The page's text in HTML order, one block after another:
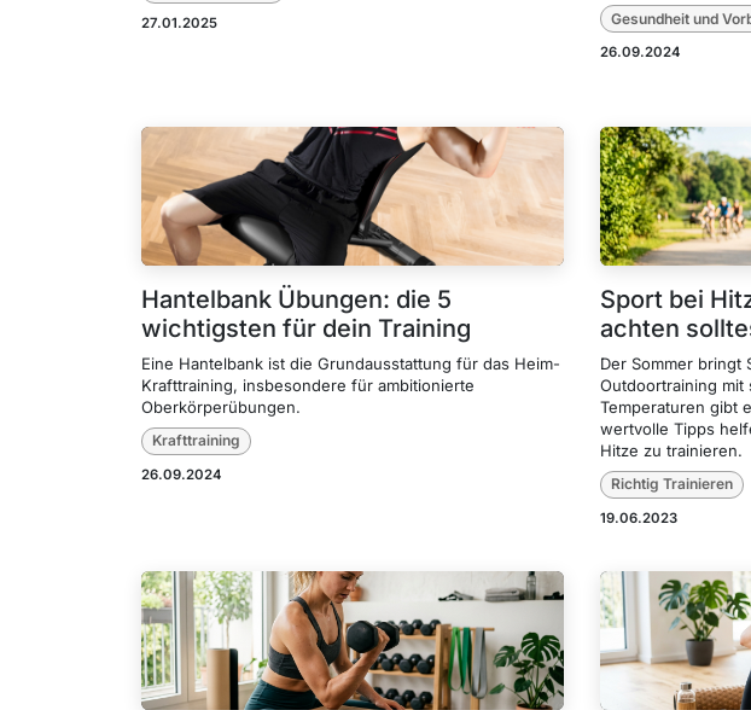
27.01.2025 Gesundheit und
26.09.2024
Hantelbank Übungen: die 5
wichtigsten für dein Training
Eine Hantelbank ist die Grundausstattung für das Heim-
Krafttraining, insbesondere für ambitionierte
Oberkörperübungen.
Krafttraining
26.09.2024
Sport bei
achten
Der Sommer bringt
Outdoortraining mit
Temperaturen gibt
wertvolle Tipps
Hitze zu trainieren.
Richtig Trainieren
19.06.2023